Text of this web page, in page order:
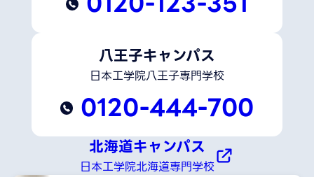
八王子キャンパス
日本工学院八王子専門学校
0120-444-700
北海道キャンパス
日本工学院北海道専門学校